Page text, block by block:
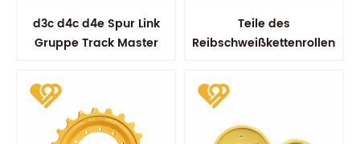
d3c d4c d4e Spur Link
Gruppe Track Master
Teile des
Reibschweißkettenrollens